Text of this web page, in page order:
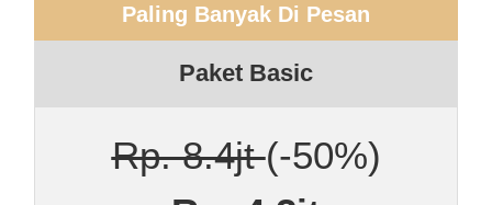
Paling Banyak Di Pesan
Paket Basic
Rp. 8.4jt(-50%)